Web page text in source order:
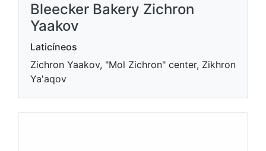
Bleecker Bakery Zichron
Yaakov
Laticíneos
Zichron Yaakov, "Mol Zichron" center, Zikhron
Ya'aqov